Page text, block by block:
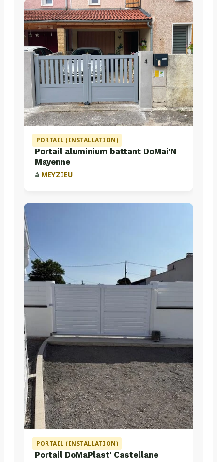
PORTAIL (INSTALLATION)
Portail aluminium battant DoMai'N
Mayenne
à MEYZIEU
PORTAIL (INSTALLATION)
Portail DoMaPlast' Castellane